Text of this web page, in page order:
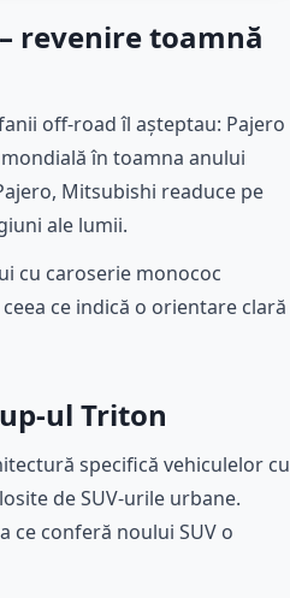
revenire toamnă
off-road îl așteptau: Pajero
în toamna anului
Mitsubishi readuce pe
ale lumii.
cu caroserie monococ
ce indică o orientare clară
ul Triton
specifică vehiculelor cu
de SUV-urile urbane.
ce conferă noului SUV o